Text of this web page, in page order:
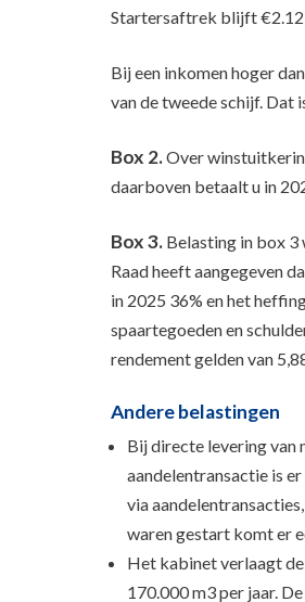
Startersaftrek blijft
Bij een inkomen hoger
van de tweede schijf. Dat
Box 2.Over
daarboven betaalt u in
Box 3. Belasting in box
Raad heeft aangegeven
in 2025 36% en het
spaartegoeden en
rendement gelden van
Andere belastingen
Bij directe levering van
aandelentransactie is
via
waren gestart komt er
Het kabinet verlaagt
170.000 m3 per jaar.